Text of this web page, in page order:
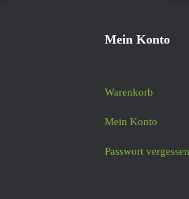
Mein Konto
Warenkorb
Mein Konto
Passwort vergessen